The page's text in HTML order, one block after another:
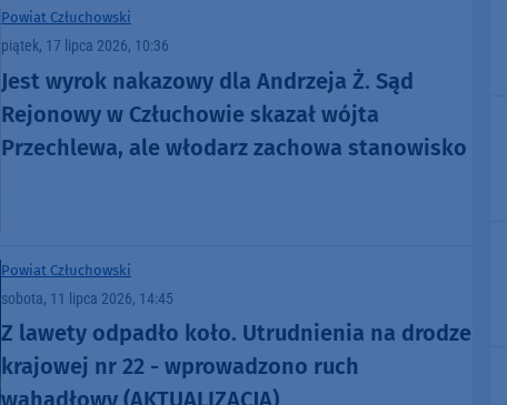
Powiat Człuchowski
piątek, 17 lipca 2026, 10:36
Jest wyrok nakazowy dla Andrzeja Ż. Sąd
Rejonowy w Człuchowie skazał wójta
Przechlewa, ale włodarz zachowa stanowisko
Powiat Człuchowski
sobota, 11 lipca 2026, 14:45
Z lawety odpadło koło. Utrudnienia na drodze
krajowej nr 22 - wprowadzono ruch
wahadłowy (AKTUALIZACJA)